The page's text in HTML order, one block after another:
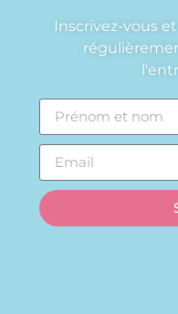
Inscrivez-vous